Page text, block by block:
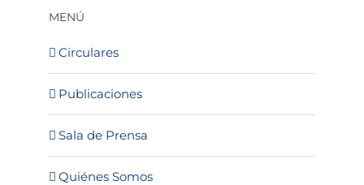
MENÚ
Circulares
Publicaciones
Sala de Prensa
Quiénes Somos